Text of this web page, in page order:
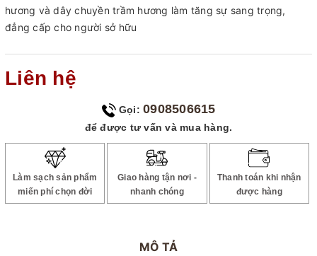
hương và dây chuyền trầm hương làm tăng sự sang trọng,
đẳng cấp cho người sở hữu
Liên hệ
Gọi: 0908506615
để được tư vấn và mua hàng.
Làm sạch sản phẩm
miến phí chọn đời
Giao hàng tận nơi -
nhanh chóng
Thanh toán khi nhận
được hàng
MÔ TẢ